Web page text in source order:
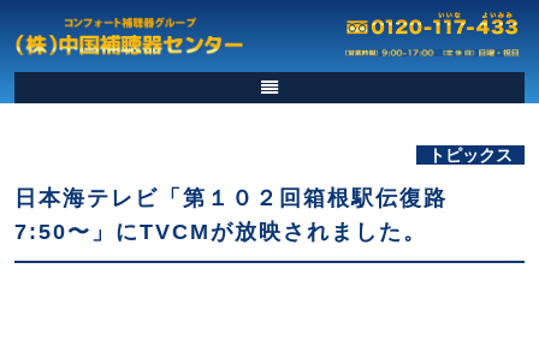
トピックス
日本海テレビ「第１０２回箱根駅伝復路
7:50〜」にTVCMが放映されました。